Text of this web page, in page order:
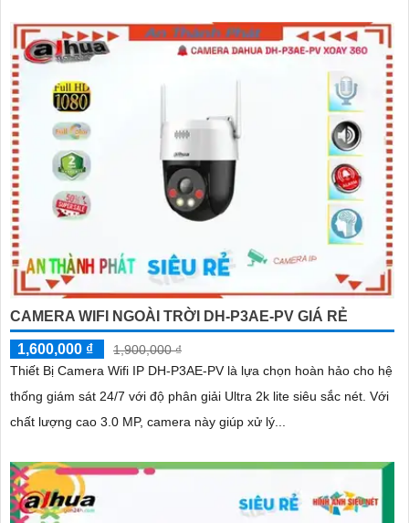
CAMERA WIFI NGOÀI TRỜI DH-P3AE-PV GIÁ RẺ
1,600,000 ₫
1,900,000 ₫
Thiết Bị Camera Wifi IP DH-P3AE-PV là lựa chọn hoàn hảo cho hệ
thống giám sát 24/7 với độ phân giải Ultra 2k lite siêu sắc nét. Với
chất lượng cao 3.0 MP, camera này giúp xử lý...